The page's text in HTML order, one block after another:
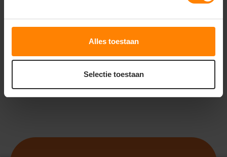
Alles toestaan
Selectie toestaan
Gratis digitale proefdruk
Meer stuks = meer korting
Snelle levering (tot binnen 48u)
Met of zonder bedrukking
1723